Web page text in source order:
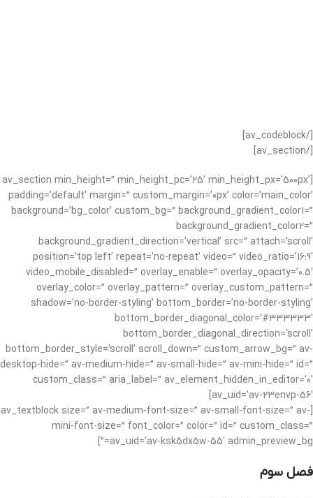
[/av_codeblock]
[/av_section]
[av_section min_height=” min_height_pc=’25’ min_height_px=’500px’
padding=’default’ margin=” custom_margin=’0px’ color=’main_color’
background=’bg_color’ custom_bg=” background_gradient_color1=”
background_gradient_color2=”
background_gradient_direction=’vertical’ src=” attach=’scroll’
position=’top left’ repeat=’no-repeat’ video=” video_ratio=’16:9′
video_mobile_disabled=” overlay_enable=” overlay_opacity=’0.5′
overlay_color=” overlay_pattern=” overlay_custom_pattern=”
shadow=’no-border-styling’ bottom_border=’no-border-styling’
bottom_border_diagonal_color=’#333333′
bottom_border_diagonal_direction=’scroll’
bottom_border_style=’scroll’ scroll_down=” custom_arrow_bg=” av-
desktop-hide=” av-medium-hide=” av-small-hide=” av-mini-hide=” id=”
custom_class=” aria_label=” av_element_hidden_in_editor=’0′
av_uid=’av-23envp-56′]
[av_textblock size=” av-medium-font-size=” av-small-font-size=” av-
mini-font-size=” font_color=” color=” id=” custom_class=”
av_uid=’av-ksk5dx5w-55′ admin_preview_bg=”]
فصل سوم